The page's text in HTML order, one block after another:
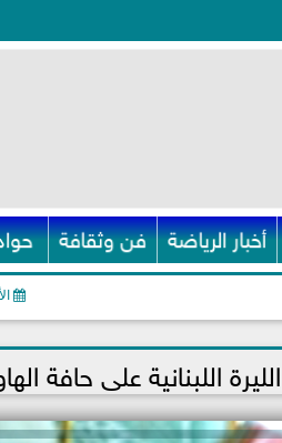
أخبار الرياضة فن وثقافة
اللبنانية على حافة